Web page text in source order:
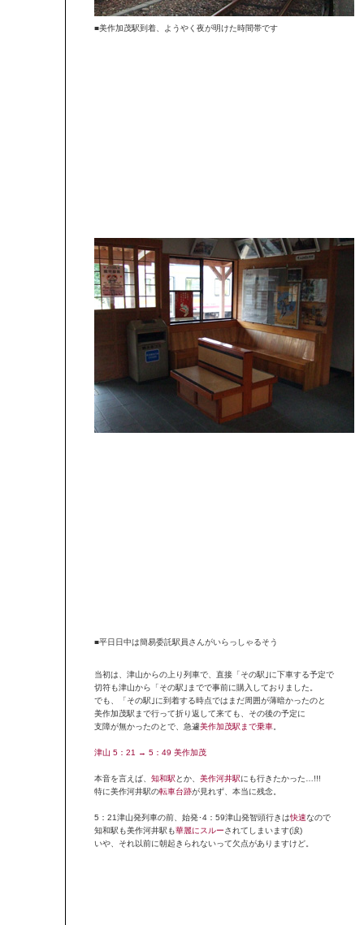
■美作加茂駅到着、ようやく夜が明けた時間帯です
■平日日中は簡易委託駅員さんがいらっしゃるそう
当初は、津山からの上り列車で、直接「その駅｣に下車する予定で
切符も津山から「その駅｣までで事前に購入しておりました。
でも、「その駅｣に到着する時点ではまだ周囲が薄暗かったのと
美作加茂駅まで行って折り返して来ても、その後の予定に
支障が無かったのとで、急遽美作加茂駅まで乗車
津山 5：21 → 5：49 美作加茂
本音を言えば、 知和駅 とか、 美作河井駅にも行きたかった…!!!
特に美作河井駅の転車台跡が見れず、本当に残念。
5：21津山発列車の前、始発･4：59津山発智頭行きは快速なので
知和駅も美作河井駅も華麗にスルーされてしまいます(涙)
いや、それ以前に朝起きられないって欠点がありますけど。